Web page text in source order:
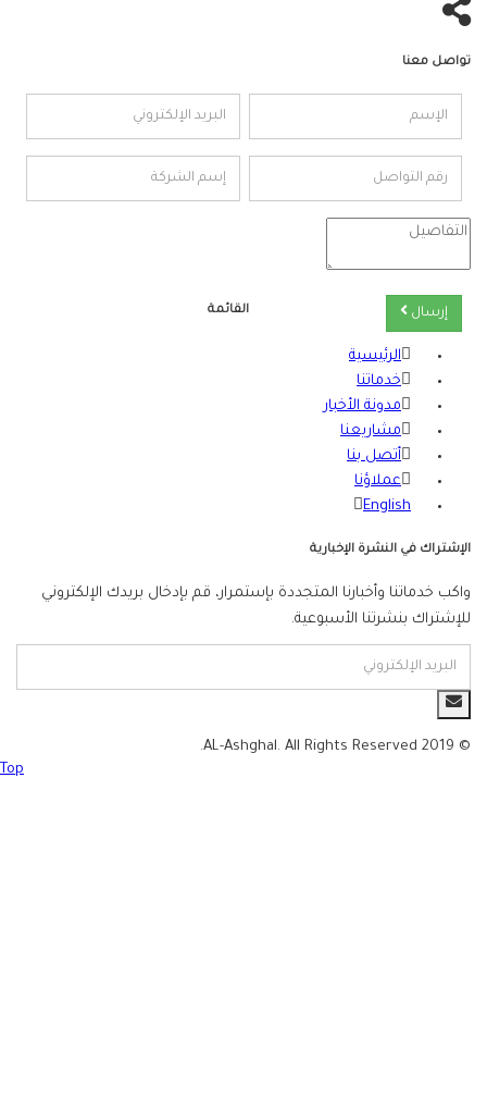
تواصل معنا
إرسال القائمة
الرئيسية
خدماتنا
مدونة الأخبار
مشاريعنا
أتصل بنا
عملاؤنا
English
الإشتراك في النشرة الإخبارية
واكب خدماتنا وأخبارنا المتجددة بإستمرار، قم بإدخال بريدك الإلكتروني
للإشتراك بنشرتنا الأسبوعية.
© 2019 AL-Ashghal. All Rights Reserved.
Top